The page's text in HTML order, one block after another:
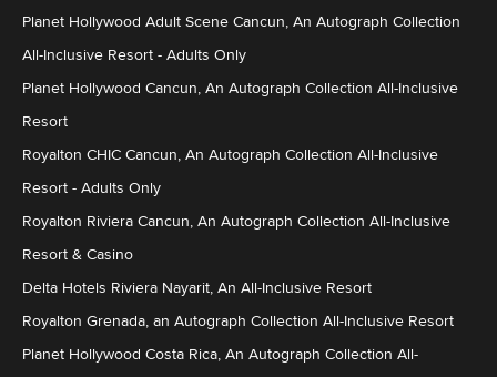
Planet Hollywood Adult Scene Cancun, An Autograph Collection
All-Inclusive Resort - Adults Only
Planet Hollywood Cancun, An Autograph Collection All-Inclusive
Resort
Royalton CHIC Cancun, An Autograph Collection All-Inclusive
Resort - Adults Only
Royalton Riviera Cancun, An Autograph Collection All-Inclusive
Resort & Casino
Delta Hotels Riviera Nayarit, An All-Inclusive Resort
Royalton Grenada, an Autograph Collection All-Inclusive Resort
Planet Hollywood Costa Rica, An Autograph Collection All-